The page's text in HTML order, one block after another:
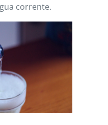
corrente.